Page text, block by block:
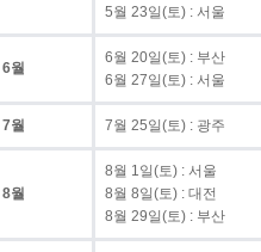
5월 23일(토) : 서울
6월
6월 20일(토) : 부산
6월 27일(토) : 서울
7월 7월 25일(토) : 광주
8월
8월 1일(토) : 서울
8월 8일(토) : 대전
8월 29일(토) : 부산